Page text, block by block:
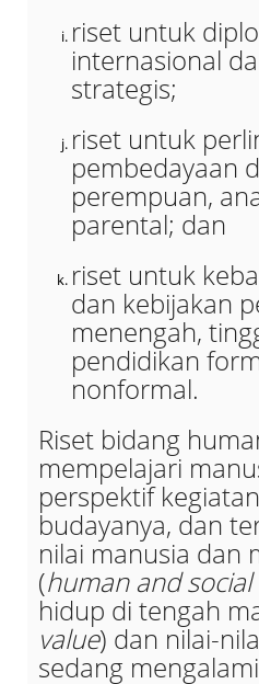
riset untuk
internasional
strategis;
riset untuk
pembedayaan
perempuan,
parental; dan
riset untuk
dan kebijakan
menengah,
pendidikan
nonformal.
Riset bidang
mempelajari
perspektif
budayanya, dan
nilai manusia dan
(human and social
hidup di tengah
value) dan nilai-
sedang